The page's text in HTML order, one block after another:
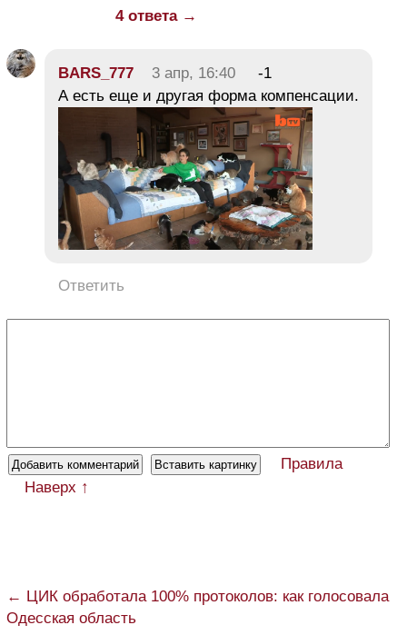
4 ответа →
BARS_777 3 апр, 16:40
-1
А есть еще и другая форма компенсации.
Ответить
Правила
Наверх ↑
← ЦИК обработала 100% протоколов: как голосовала
Одесская область